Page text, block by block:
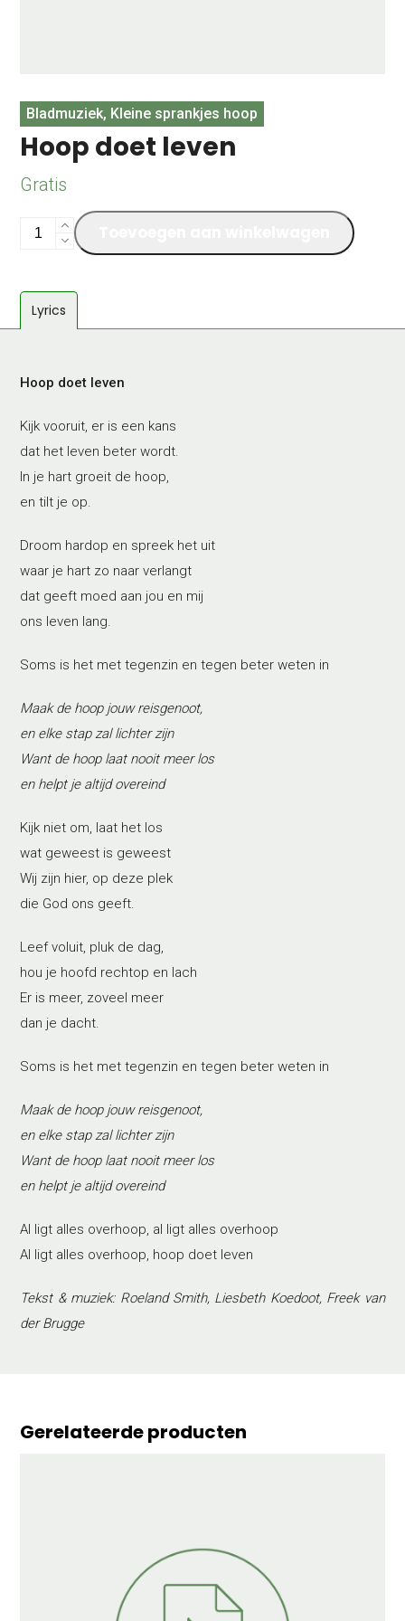
Bladmuziek, Kleine sprankjes hoop
Hoop doet leven
Gratis
Hoop
aantal
Lyrics
Hoop doet leven
Kijk vooruit, er is een kans
dat het leven beter wordt.
In je hart groeit de hoop,
en tilt je op.
Droom hardop en spreek het uit
waar je hart zo naar verlangt
dat geeft moed aan jou en mij
ons leven lang.
Soms is het met tegenzin en tegen beter weten in
Maak de hoop jouw reisgenoot,
en elke stap zal lichter zijn
Want de hoop laat nooit meer los
en helpt je altijd overeind
Kijk niet om, laat het los
wat geweest is geweest
Wij zijn hier, op deze plek
die God ons geeft.
Leef voluit, pluk de dag,
hou je hoofd rechtop en lach
Er is meer, zoveel meer
dan je dacht.
Soms is het met tegenzin en tegen beter weten in
Maak de hoop jouw reisgenoot,
en elke stap zal lichter zijn
Want de hoop laat nooit meer los
en helpt je altijd overeind
Al ligt alles overhoop, al ligt alles overhoop
Al ligt alles overhoop, hoop doet leven
Tekst & muziek: Roeland Smith, Liesbeth Koedoot, Freek van
der Brugge
Gerelateerde producten